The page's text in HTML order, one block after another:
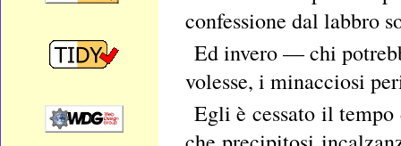
confessione dal labbro
Ed invero — chi
volesse, i minacciosi
Egli è cessato il